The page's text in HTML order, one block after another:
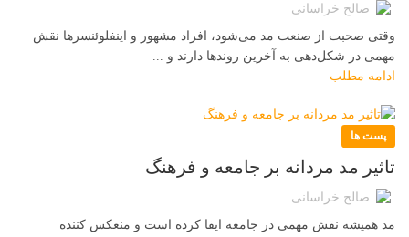
صالح خراسانی
وقتی صحبت از صنعت مد می‌شود، افراد مشهور و اینفلوئنسرها نقش
مهمی در شکل‌دهی به آخرین روندها دارند و ...
ادامه مطلب
پست ها
تاثیر مد مردانه بر جامعه و فرهنگ
صالح خراسانی
مد همیشه نقش مهمی در جامعه ایفا کرده است و منعکس کننده